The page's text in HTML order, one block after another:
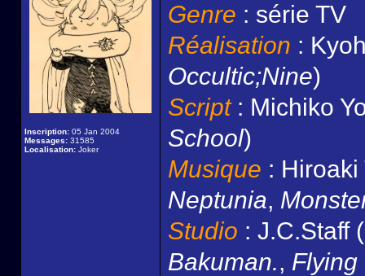
Inscription: 05 Jan 2004
Messages: 31585
Localisation: Joker
Genre : série TV
Réalisation :
Occultic;Nine)
Script: Michiko
School)
Musique : Hiroaki
Neptunia,
Studio : J.C.Staff (
Bakuman., Flying